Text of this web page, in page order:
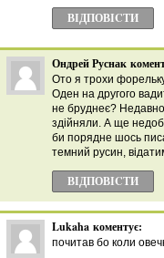
ВІДПОВІCТИ
Ондрей Руснак
Ото я трохи
Оден на другого
не бруднеє?
здійняли. А ще
би порядне шось
темний русин,
ВІДПОВІCТИ
Lukaha коментує:
почитав бо коли